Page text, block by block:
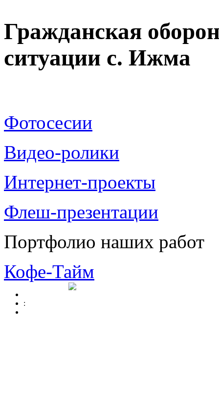
Гражданская
ситуации с. Ижма
Фотосесии
Видео-ролики
Интернет-проекты
Флеш-презентации
Портфолио наших работ
Кофе-Тайм
: